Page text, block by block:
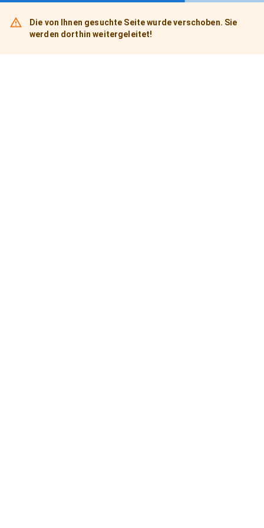
Die von Ihnen gesuchte Seite wurde verschoben. Sie
werden dorthin weitergeleitet!